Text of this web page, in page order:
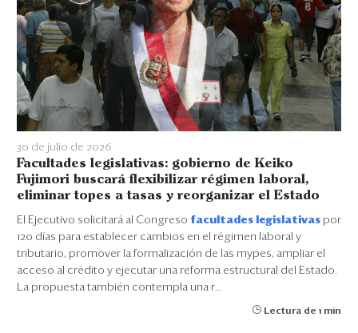
30 de julio de 2026
Facultades legislativas: gobierno de Keiko
Fujimori buscará flexibilizar régimen laboral,
eliminar topes a tasas y reorganizar el Estado
El Ejecutivo solicitará al Congreso facultades legislativas por
120 días para establecer cambios en el régimen laboral y
tributario, promover la formalización de las mypes, ampliar el
acceso al crédito y ejecutar una reforma estructural del Estado.
La propuesta también contempla una r...
Lectura de 1 min